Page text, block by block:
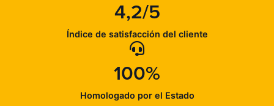
4,2/5
Índice de satisfacción del cliente
100%
Homologado por el Estado